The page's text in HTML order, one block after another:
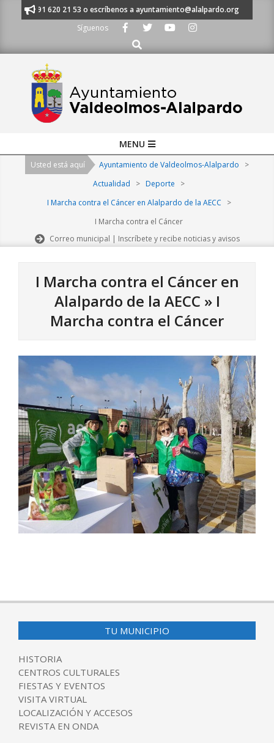
al 91 620 21 53 o escríbenos a ayuntamiento@alalpardo.org
Síguenos
Buscar
Navigation
MENU
Usted está aquí Ayuntamiento de Valdeolmos-Alalpardo
>
Actualidad
> Deporte
>
I Marcha contra el Cáncer en Alalpardo de la AECC
>
I Marcha contra el Cáncer
Correo municipal | Inscríbete y recibe noticias y avisos
I Marcha contra el Cáncer en
Alalpardo de la AECC » I
Marcha contra el Cáncer
03-
TU MUNICIPIO
HISTORIA
CENTROS CULTURALES
FIESTAS Y EVENTOS
VISITA VIRTUAL
LOCALIZACIÓN Y ACCESOS
REVISTA EN ONDA